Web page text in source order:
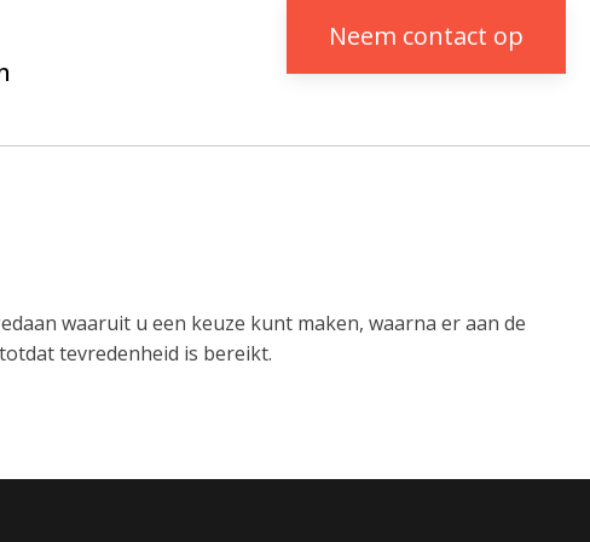
Neem contact op
waaruit u een keuze kunt maken, waarna er aan de
tevredenheid is bereikt.